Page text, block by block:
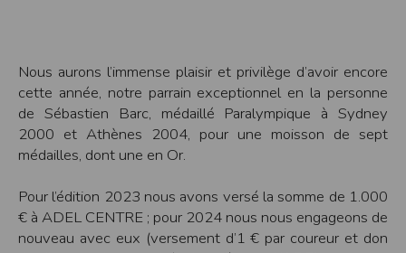
Nous aurons l’immense plaisir et privilège d’avoir encore
cette année, notre parrain exceptionnel en la personne
de Sébastien Barc, médaillé Paralympique à Sydney
2000 et Athènes 2004, pour une moisson de sept
médailles, dont une en Or.
Pour l’édition 2023 nous avons versé la somme de 1.000
€ à ADEL CENTRE ; pour 2024 nous nous engageons de
nouveau avec eux (versement d’1 € par coureur et don
vous changez de page, l'impossibilité d'accéder à certaines pages ou encore la
perte de vos préférences sur certaines pages.
Afin de gérer les cookies au plus près de vos attentes nous vous invitons à
paramétrer votre navigateur en tenant compte de la finalité des cookies.
Internet Explorer
Cliquez sur le boutonAfficher les fichiers.
Firefox
Allez dans l'onglet Outils du navigateurpuis sélectionnez le menuOptions
Dans la fenêtre qui s'affiche, choisissez
et cliquez sur